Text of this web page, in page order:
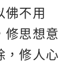
佛不用
修思想意
，修人心